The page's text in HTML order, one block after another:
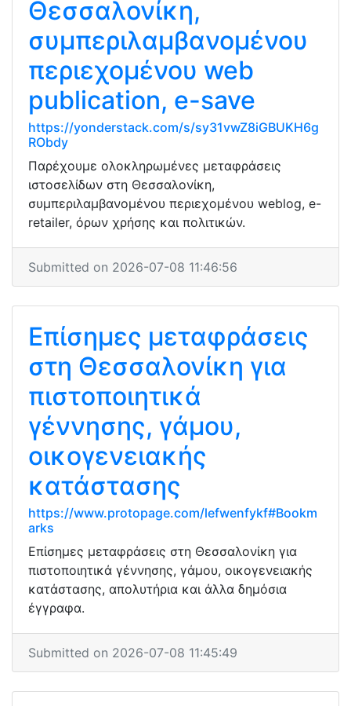
Θεσσαλονίκη,
συμπεριλαμβανομένου
περιεχομένου web
publication, e-save
https://yonderstack.com/s/sy31vwZ8iGBUKH6g
RObdy
Παρέχουμε ολοκληρωμένες μεταφράσεις
ιστοσελίδων στη Θεσσαλονίκη,
συμπεριλαμβανομένου περιεχομένου weblog, e-
retailer, όρων χρήσης και πολιτικών.
Submitted on 2026-07-08 11:46:56
Επίσημες μεταφράσεις
στη Θεσσαλονίκη για
πιστοποιητικά
γέννησης, γάμου,
οικογενειακής
κατάστασης
https://www.protopage.com/lefwenfykf#Bookm
arks
Επίσημες μεταφράσεις στη Θεσσαλονίκη για
πιστοποιητικά γέννησης, γάμου, οικογενειακής
κατάστασης, απολυτήρια και άλλα δημόσια
έγγραφα.
Submitted on 2026-07-08 11:45:49